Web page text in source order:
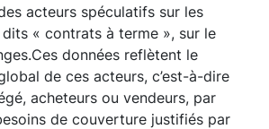
acteurs spéculatifs sur les
« contrats à terme », sur le
données reflètent le
de ces acteurs, c’est-à-dire
acheteurs ou vendeurs, par
de couverture justifiés par